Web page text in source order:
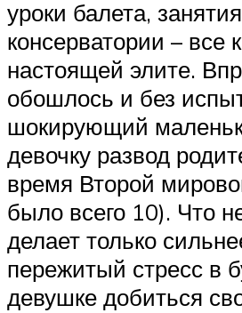
уроки балета,
консерватории – все
настоящей элите.
обошлось и без
шокирующий
девочку развод
время Второй
было всего 10). Что
делает только
пережитый стресс в
девушке добиться